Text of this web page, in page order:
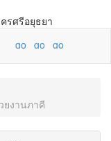
ยงานภาคี